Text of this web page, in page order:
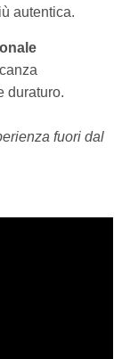
autentica.
duraturo.
fuori dal